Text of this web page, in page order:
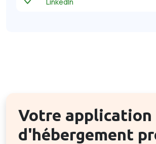
Votre application
d'hébergement